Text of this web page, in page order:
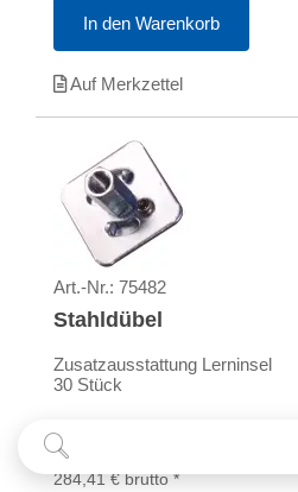
In den Warenkorb
Auf Merkzettel
Art.-Nr.: 75482
Stahldübel
Zusatzausstattung Lerninsel
30 Stück
239,00
284,41 € brutto *